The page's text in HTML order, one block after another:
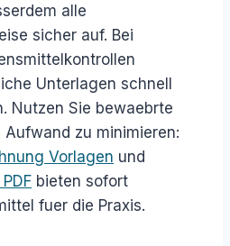
alle
sicher auf. Bei
Unterlagen schnell
Nutzen Sie bewaebrte
zu minimieren:
Vorlagen und
bieten sofort
fuer die Praxis.